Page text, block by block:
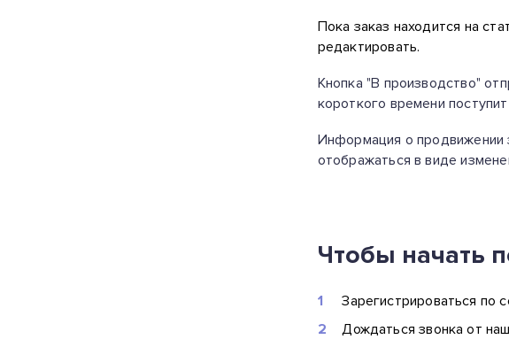
Пока заказ находится на
редактировать.
Кнопка "В производство"
короткого времени
Информация о продвижении
отображаться в виде
Чтобы начать
Зарегистрироваться по
Дождаться звонка от